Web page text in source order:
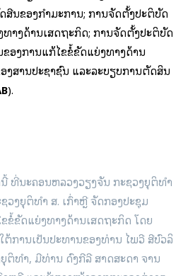
ນຂອງກໍາມະການ; ການຈັດຕັ້ງປະຕິບັດ
າງດ້ານເສດຖະກິດ; ການຈັດຕັ້ງປະຕິບັດ
ອງການແກ້ໄຂຂໍ້ຂັດແຍ່ງທາງດ້ານ
ງສານປະຊາຊົນ ​ແລະລະບຽບການຕັດສິນ
).
ທີ່​ນະຄອນຫລວງ​ວຽງຈັນ ກະຊວງ​ຍຸ​ຕິ​ທໍາ
ວງຍຸຕິທໍາ ສ. ເກົ່າຫຼີ ຈັດກອງປະຊຸມ
ຂໍ້ຂັດແຍ່ງທາງດ້ານເສດຖະກິດ ໂດຍ
ຕ້​ການ​ເປັນ​ປະທານ​ຂອງທ່ານ ໄພວີ ສີບົວລິ
ຕິທຳ, ມີ​ທ່ານ ດົງ​ກີ​ລີ ສາດສະດາ ຈານ​